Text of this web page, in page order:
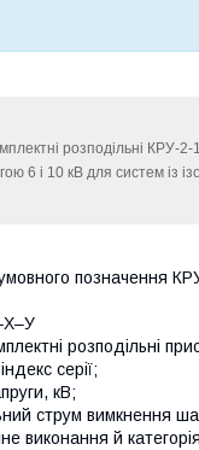
розподільні КРУ-
6 і 10 кВ для систем із
позначення
розподільні
серії;
кВ;
струм вимкнення
виконання й